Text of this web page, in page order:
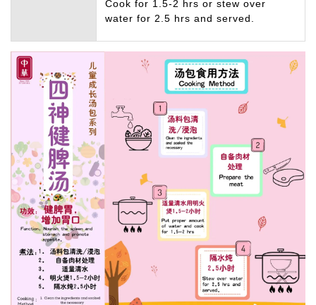
Cook for 1.5-2 hrs or stew over
water for 2.5 hrs and served.